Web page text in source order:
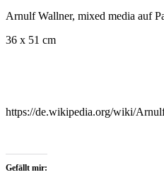
Arnulf Wallner, mixed media auf
36 x 51 cm
https://de.wikipedia.org/wiki/
Gefällt mir: